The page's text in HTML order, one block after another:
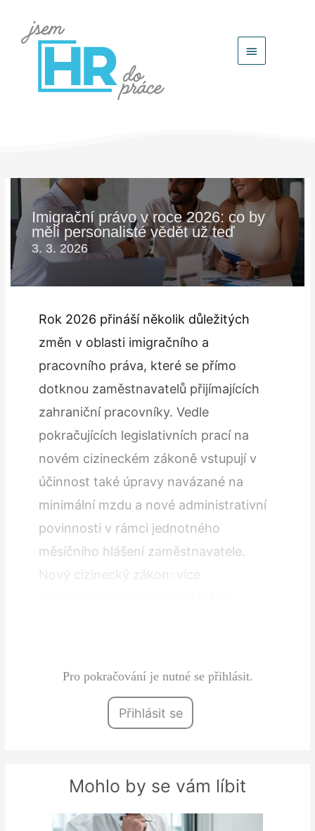
Hlavní
Imigrační právo v roce 2026: co by
měli personalisté vědět už teď
3. 3. 2026
Rok 2026 přináší několik důležitých
změn v oblasti imigračního a
pracovního práva, které se přímo
dotknou zaměstnavatelů přijímajících
zahraniční pracovníky. Vedle
pokračujících legislativních prací na
novém cizineckém zákoně vstupují v
účinnost také úpravy navázané na
minimální mzdu a nové administrativní
povinnosti v rámci jednotného
měsíčního hlášení zaměstnavatele.
Nový cizinecký zákon: více
Pro pokračování je nutné se přihlásit.
Přihlásit se
Mohlo by se vám líbit